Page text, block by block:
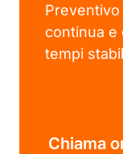
continua e
tempi
Chiama